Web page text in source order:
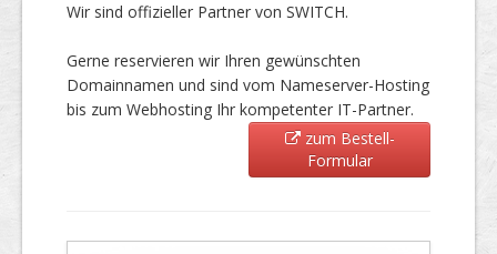
Wir sind offizieller Partner von SWITCH.
Gerne reservieren wir Ihren gewünschten
Domainnamen und sind vom Nameserver-Hosting
bis zum Webhosting Ihr kompetenter IT-Partner.
zum Bestell-
Formular